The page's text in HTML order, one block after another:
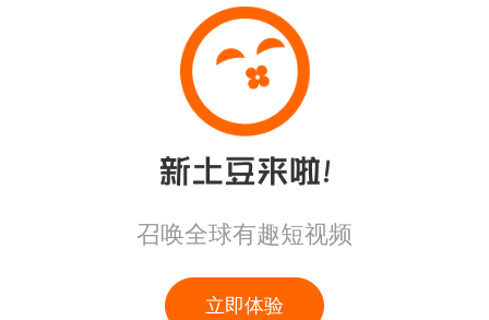
召唤全球有趣短视频
立即体验